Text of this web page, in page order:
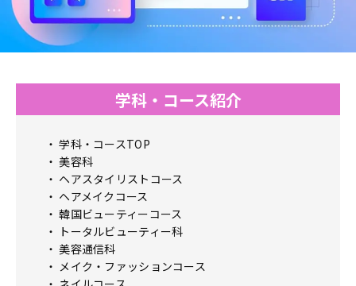
学科・コース紹介
学科・コースTOP
美容科
ヘアスタイリストコース
ヘアメイクコース
韓国ビューティーコース
トータルビューティー科
美容通信科
メイク・ファッションコース